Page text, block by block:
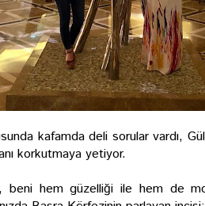
kafamda deli sorular vardı,
korkutmaya yetiyor.
beni hem güzelliği ile hem de